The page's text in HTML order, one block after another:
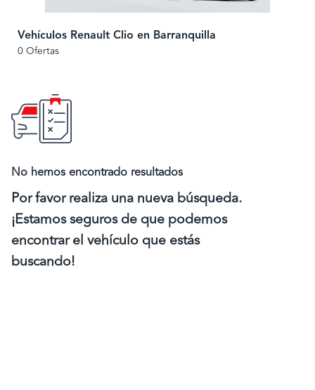
Vehículos Renault Clio en Barranquilla
0 Ofertas
No hemos encontrado resultados
Por favor realiza una nueva búsqueda.
¡Estamos seguros de que podemos
encontrar el vehículo que estás
buscando!